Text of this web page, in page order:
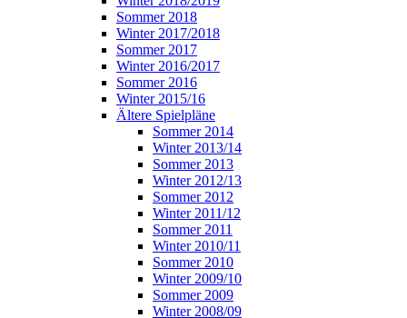
Sommer 2018
Winter 2017/2018
Sommer 2017
Winter 2016/2017
Sommer 2016
Winter 2015/16
Ältere Spielpläne
Sommer 2014
Winter 2013/14
Sommer 2013
Winter 2012/13
Sommer 2012
Winter 2011/12
Sommer 2011
Winter 2010/11
Sommer 2010
Winter 2009/10
Sommer 2009
Winter 2008/09